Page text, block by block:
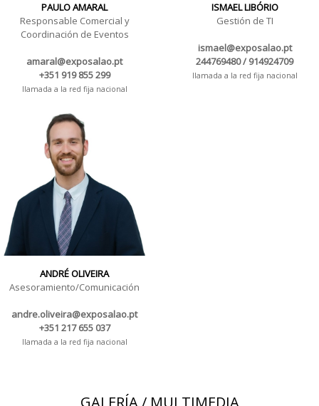
PAULO AMARAL
Responsable Comercial y
Coordinación de Eventos
amaral@exposalao.pt
+351 919 855 299
llamada a la red fija nacional
ISMAEL LIBÓRIO
Gestión de TI
ismael@exposalao.pt
244769480 / 914924709
llamada a la red fija nacional
ANDRÉ OLIVEIRA
Asesoramiento/Comunicación
andre.oliveira@exposalao.pt
+351 217 655 037
llamada a la red fija nacional
GALERÍA / MULTIMEDIA